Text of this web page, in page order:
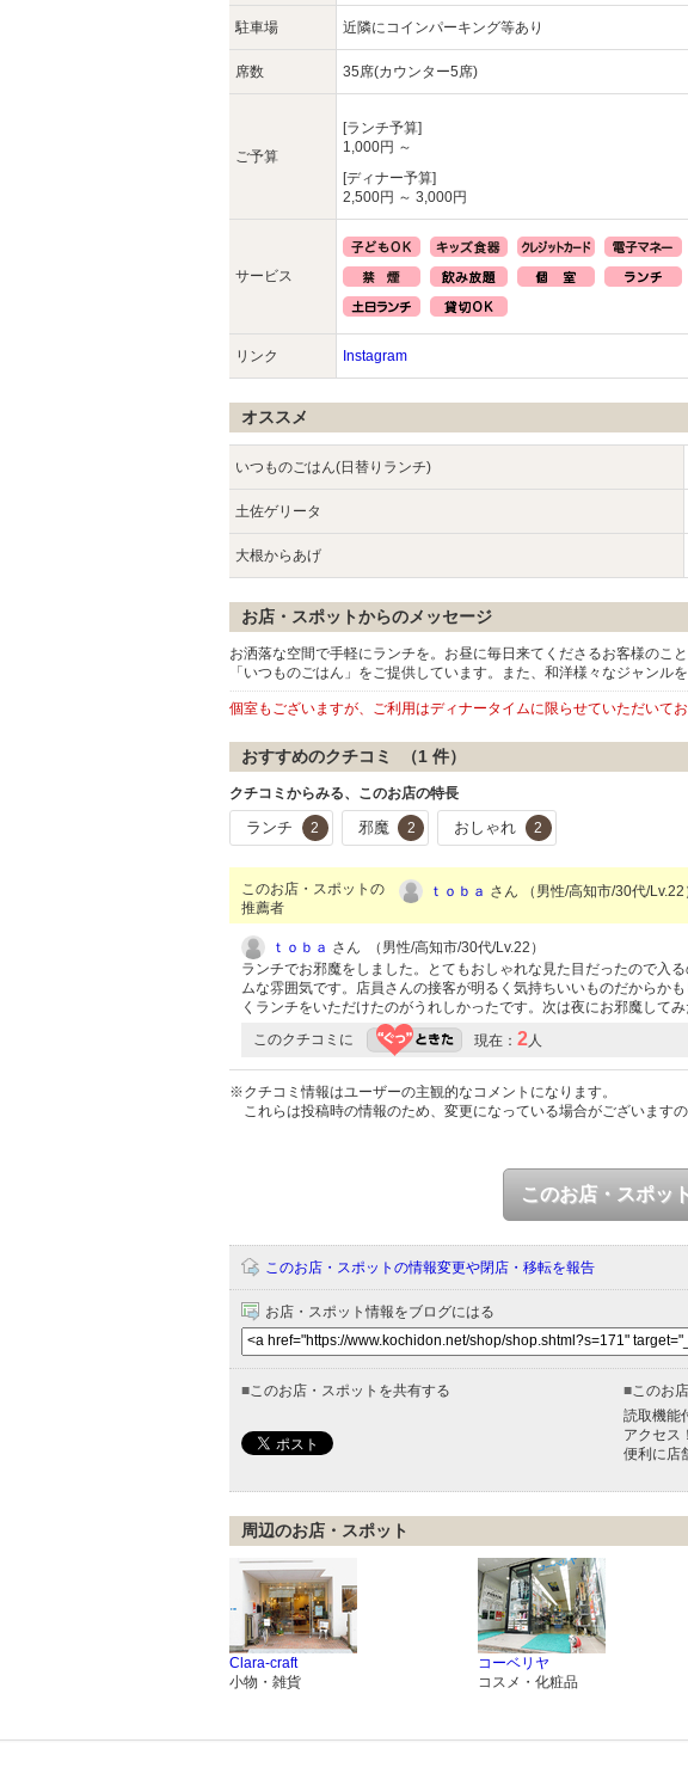
駐車場 近隣にコインパーキング等あり
席数 35席(カウンター5席)
ご予算
[ランチ予算]
1,000円 ～
[ディナー予算]
2,500円 ～ 3,000円
サービス
リンク Instagram
オススメ
いつものごはん(日替りランチ)
土佐ゲリータ
大根からあげ
お店・スポットからのメッセージ
お洒落な空間で手軽にランチを。お昼に毎日来てくださるお客様のこ
「いつものごはん」をご提供しています。また、和洋様々なジャンル
個室もございますが、ご利用はディナータイムに限らせていただいて
おすすめのクチコミ （1 件）
クチコミからみる、このお店の特長
ランチ 2 邪魔 2 おしゃれ 2
このお店・スポットの
推薦者
ｔｏｂａ さん （男性/高知市/30代/Lv.22
ｔｏｂａ さん （男性/高知市/30代/Lv.22）
ランチでお邪魔をしました。とてもおしゃれな見た目だったので入
ムな雰囲気です。店員さんの接客が明るく気持ちいいものだからか
くランチをいただけたのがうれしかったです。次は夜にお邪魔して
このクチコミに 現在： 2 人
※クチコミ情報はユーザーの主観的なコメントになります。
これらは投稿時の情報のため、変更になっている場合がございますの
このお店・スポッ
このお店・スポットの情報変更や閉店・移転を報告
お店・スポット情報をブログにはる
■ このお店・スポットを共有する ■ このお
読取機能
アクセス！
便利に店
周辺のお店・スポット
Clara-craft
小物・雑貨
コーベリヤ
コスメ・化粧品